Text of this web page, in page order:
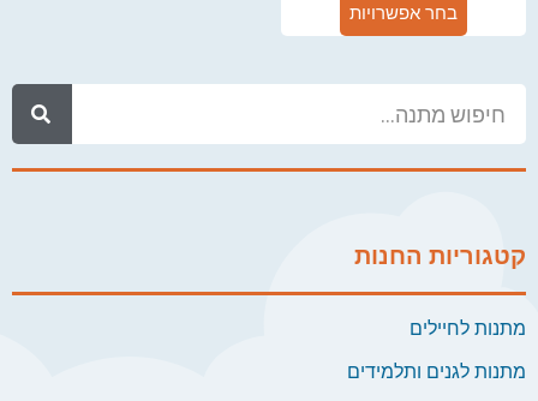
קטגוריות החנות
מתנות לחיילים
מתנות לגנים ותלמידים
בחר אפשרויות